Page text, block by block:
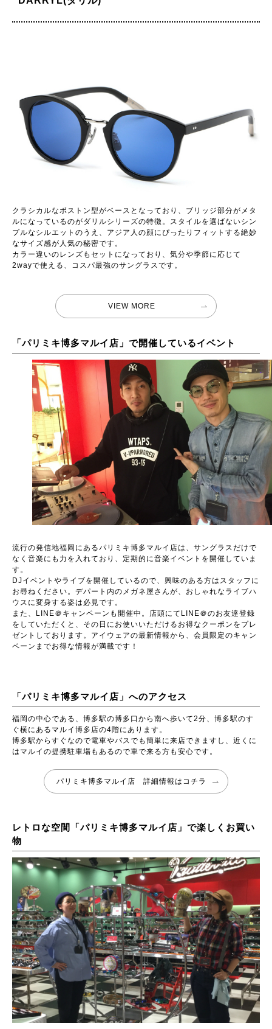
クラシカルなボストン型がベースとなっており、ブリッジ部分がメタ
ルになっているのがダリルシリーズの特徴。スタイルを選ばないシン
プルなシルエットのうえ、アジア人の顔にぴったりフィットする絶妙
なサイズ感が人気の秘密です。
カラー違いのレンズもセットになっており、気分や季節に応じて
2wayで使える、コスパ最強のサングラスです。
VIEW MORE
「パリミキ博多マルイ店」で開催しているイベント
流行の発信地福岡にあるパリミキ博多マルイ店は、サングラスだけで
なく音楽にも力を入れており、定期的に音楽イベントを開催していま
す。
DJイベントやライブを開催しているので、興味のある方はスタッフに
お尋ねください。デパート内のメガネ屋さんが、おしゃれなライブハ
ウスに変身する姿は必見です。
また、LINE＠キャンペーンも開催中。店頭にてLINE＠のお友達登録
をしていただくと、その日にお使いいただけるお得なクーポンをプレ
ゼントしております。アイウェアの最新情報から、会員限定のキャン
ペーンまでお得な情報が満載です！
「パリミキ博多マルイ店」へのアクセス
福岡の中心である、博多駅の博多口から南へ歩いて2分、博多駅のす
ぐ横にあるマルイ博多店の4階にあります。
博多駅からすぐなので電車やバスでも簡単に来店できますし、近くに
はマルイの提携駐車場もあるので車で来る方も安心です。
パリミキ博多マルイ店 詳細情報はコチラ
レトロな空間「パリミキ博多マルイ店」で楽しくお買い
物